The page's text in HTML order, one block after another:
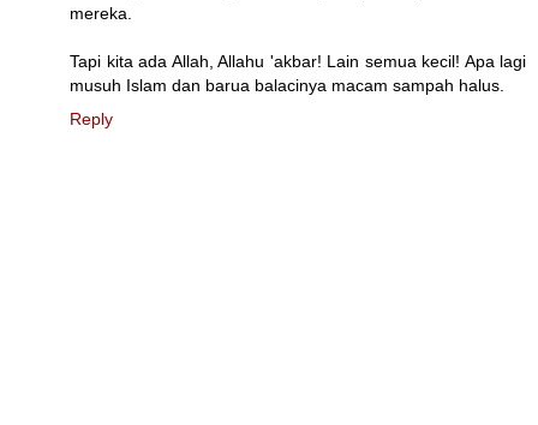
mereka.
Tapi kita ada Allah, Allahu 'akbar! Lain semua kecil! Apa lagi
musuh Islam dan barua balacinya macam sampah halus.
Reply